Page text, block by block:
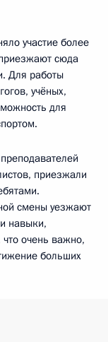
участие более
сюда
Для работы
учёных,
для
приезжали
смены уезжают
навыки,
очень важно,
больших